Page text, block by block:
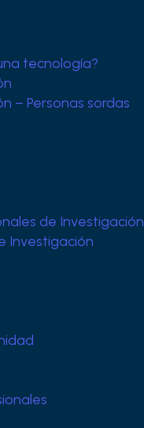
tecnología?
– Personas sordas
de Investigación
Investigación